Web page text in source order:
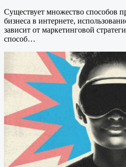
Существует множество способов
бизнеса в интернете,
зависит от маркетинговой
способ…